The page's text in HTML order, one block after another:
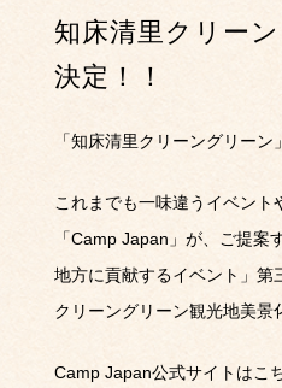
知床清里クリー
決定！！
「知床清里クリーングリーン」
これまでも一味違うイベント
「Camp Japan 」が、ご提案
地方に貢献するイベント」第
クリーングリーン観光地美景
Camp Japan公式サイトはこ